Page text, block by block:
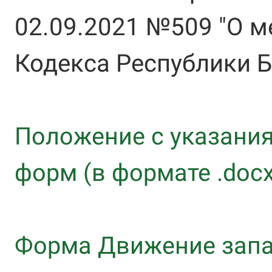
02.09.2021 №509 "О
Кодекса Республики
Положение с
форм (в формате
Форма Движение